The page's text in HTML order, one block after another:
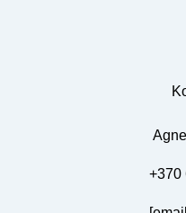
+370